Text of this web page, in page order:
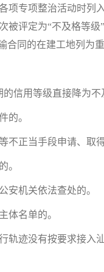
项专项整治活动时列
被评定为“不及格等
同的在建工地列为重
用等级直接降为不
的。
正当手段申请、取得
。
机关依法查处的。
名单的。
迹没有按要求接入